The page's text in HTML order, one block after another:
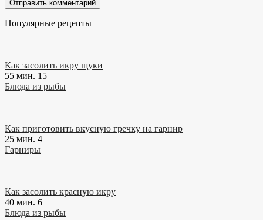
Популярные рецепты
Как засолить икру щуки
55 мин. 15
Блюда из рыбы
Как приготовить вкусную гречку на гарнир
25 мин. 4
Гарниры
Как засолить красную икру
40 мин. 6
Блюда из рыбы